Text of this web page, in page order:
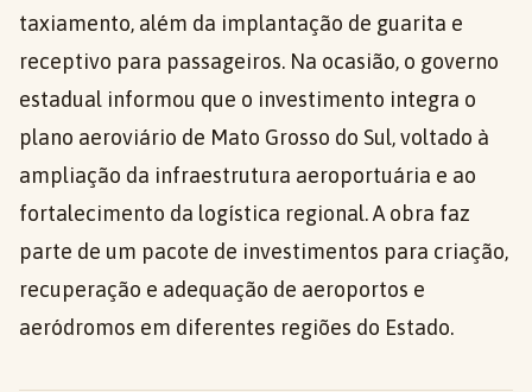
taxiamento, além da implantação de guarita e
receptivo para passageiros. Na ocasião, o governo
estadual informou que o investimento integra o
plano aeroviário de Mato Grosso do Sul, voltado à
ampliação da infraestrutura aeroportuária e ao
fortalecimento da logística regional. A obra faz
parte de um pacote de investimentos para criação,
recuperação e adequação de aeroportos e
aeródromos em diferentes regiões do Estado.